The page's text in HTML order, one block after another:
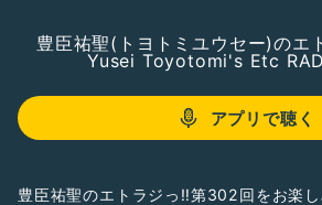
豊臣祐聖(トヨトミユウセー)のエ
Yusei Toyotomi's Etc
アプリで聴く
豊臣祐聖のエトラジっ‼︎第302回をお楽